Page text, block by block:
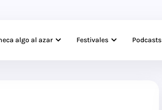
algo al azar Festivales Podcasts